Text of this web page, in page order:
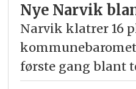
Nye Narvik
Narvik klatrer 16
første gang blant